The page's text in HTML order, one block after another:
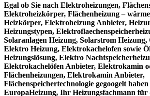
Egal ob Sie nach Elektroheizungen,
Elektroheizkörper, Flächenheizung –
Heizkörper, Elektroheizung Anbieter,
Heizungstypen,
Solaranlagen Heizung, Solarstrom Heizung,
Elektro Heizung, Elektrokachelofen sowie
Heizungslösung, Elektro
Elektrokachelöfen Anbieter, Elektrokamin
Flächenheizungen, Elektrokamin Anbieter,
Flächenspeichertechnologie gegoogelt
EuropaHeizung, Ihr Heizungsfachmann für